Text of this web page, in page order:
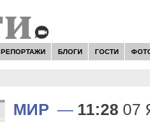
РЕПОРТАЖИ БЛОГИ ГОСТИ
МИР — 11:28 07